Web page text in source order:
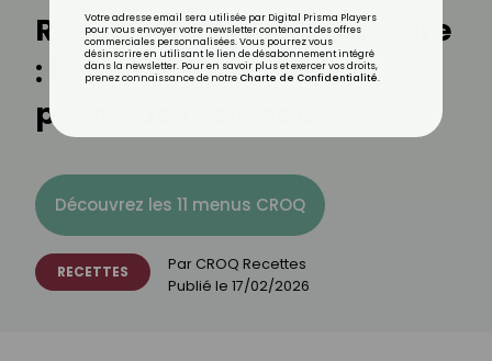
Recette de moules au cidre
: la version normande
pleine de fraîcheur
Découvrez les 11 menus CROQ
RECETTES Par CROQ Recettes
Publié le 17/02/2026
Votre adresse email sera utilisée par Digital Prisma Players
pour vous envoyer votre newsletter contenant des offres
commerciales personnalisées. Vous pourrez vous
désinscrire en utilisant le lien de désabonnement intégré
dans la newsletter. Pour en savoir plus et exercer vos droits,
prenez connaissance de notre Charte de Confidentialité.